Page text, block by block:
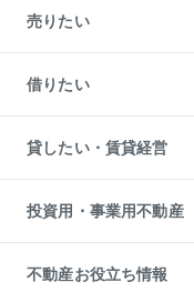
新築・分譲マンションの購入
中古マンションの購入
一戸建ての購入
中古一戸建ての購入
不動産購入の流れ
注目キーワード物件特集
購入ガイド
English 繁体中文簡体中文
売りたい
一戸建ての売却・査定
土地の売却・査定
スピードAI査定
不動産査定について
不動産売却の流れ
不動産買換えの流れ
売却ガイド
借りたい
オフィス・店舗の賃貸
借りるときの流れ
借りるガイド
貸したい・賃貸経営
マンション賃料データ
賃貸管理プラン
リロケーションについて
貸すガイド
投資用・事業用不動産
事業用不動産
マンション投資
不動産お役立ち情報